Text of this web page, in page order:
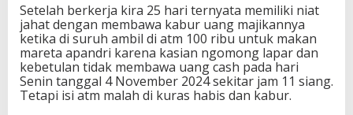
Setelah berkerja kira 25 hari ternyata memiliki niat
jahat dengan membawa kabur uang majikannya
ketika di suruh ambil di atm 100 ribu untuk makan
mareta apandri karena kasian ngomong lapar dan
kebetulan tidak membawa uang cash pada hari
Senin tanggal 4 November 2024 sekitar jam 11 siang.
Tetapi isi atm malah di kuras habis dan kabur.